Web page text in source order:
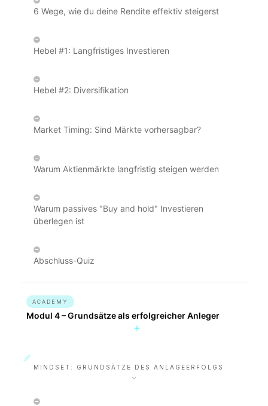
6 Wege, wie du deine Rendite effektiv steigerst
Hebel #1: Langfristiges Investieren
Hebel #2: Diversifikation
Market Timing: Sind Märkte vorhersagbar?
Warum Aktienmärkte langfristig steigen werden
Warum passives "Buy and hold" Investieren
überlegen ist
Abschluss-Quiz
ACADEMY
Modul 4 – Grundsätze als erfolgreicher Anleger
MINDSET: GRUNDSÄTZE DES ANLAGEERFOLGS